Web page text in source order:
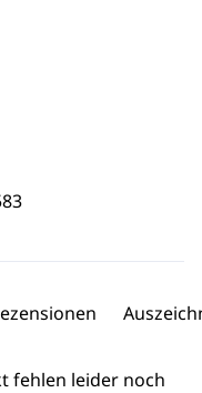
fehlen leider noch